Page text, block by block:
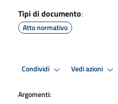
Tipi di documento:
Atto normativo
Condividi Vedi azioni
Argomenti: